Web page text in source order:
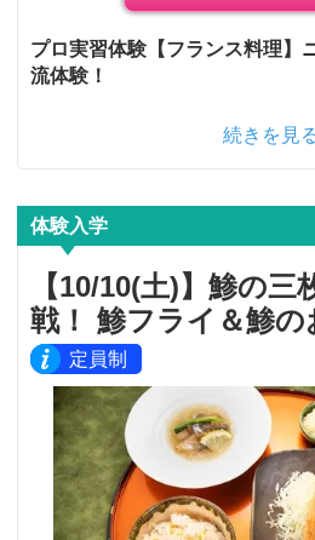
プロ実習体験【フランス料理】
流体験！
続きを見
体験入学
【10/10(土)】鯵の
戦！ 鯵フライ＆鯵の
定員制